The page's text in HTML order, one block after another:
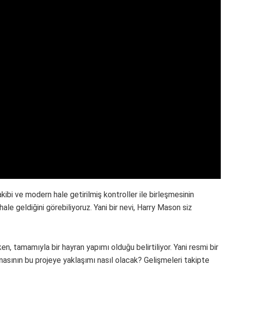
ve modern hale getirilmiş kontroller ile birleşmesinin
geldiğini görebiliyoruz. Yani bir nevi, Harry Mason siz
tamamıyla bir hayran yapımı olduğu belirtiliyor. Yani resmi bir
bu projeye yaklaşımı nasıl olacak? Gelişmeleri takipte